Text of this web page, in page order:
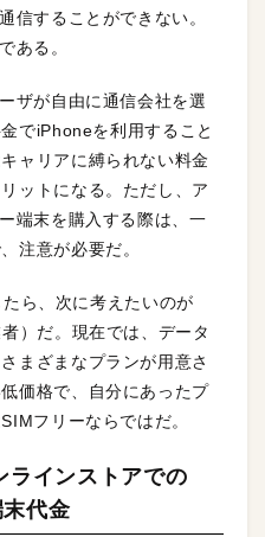
信することができない。
ある。
ザが自由に通信会社を選
でiPhoneを利用すること
ャリアに縛られない料金
ットになる。ただし、ア
端末を購入する際は、一
注意が必要だ。
ら、次に考えたいのが
）だ。現在では、データ
まざまなプランが用意さ
価格で、自分にあったプ
フリーならではだ。
ラインストアでの
代金